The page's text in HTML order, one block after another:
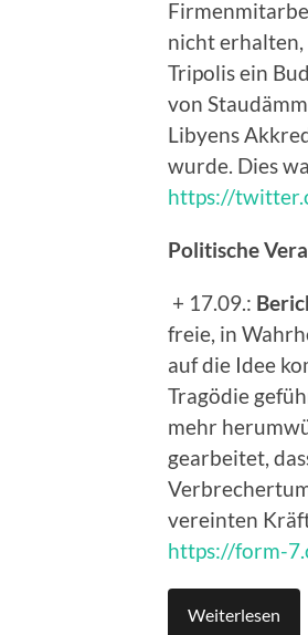
nicht erhalten,
Tripolis ein
von
Libyens
wurde. Dies
https://
Politische
+ 17.09.:
freie, in
auf die Idee
Tragödie
mehr
gearbeitet,
vereinten
https://form-
Weiterlesen